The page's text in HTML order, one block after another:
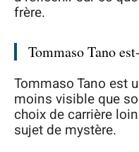
frère.
Tommaso Tano
Tommaso Tano est
moins visible que
choix de carrière
sujet de mystère.